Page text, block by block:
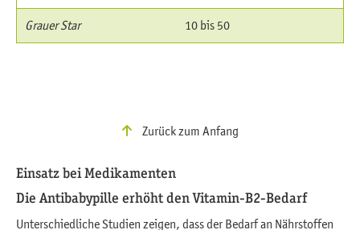
Grauer Star 10 bis 50
Zurück zum Anfang
Einsatz bei Medikamenten
Die Antibabypille erhöht den Vitamin-B2-Bedarf
Unterschiedliche Studien zeigen, dass der Bedarf an Nährstoffen